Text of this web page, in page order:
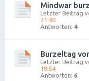
Mindwar
Letzter Beitrag
21:40
Antworten: 4
Burzeltag
Letzter Beitrag
19:54
Antworten: 6